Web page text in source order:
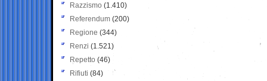
Razzismo (1.410)
Referendum (200)
Regione (344)
Renzi (1.521)
Repetto (46)
Rifiuti (84)